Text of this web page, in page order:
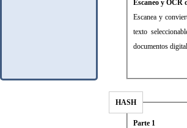
Escaneo y OCR
Escanea y
texto
documentos
HASH
Parte 1